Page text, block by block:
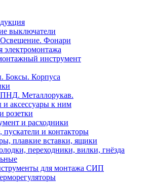
выключатели
Фонари
электромонтажа
инструмент
Корпуса
Металлорукав.
и аксессуары к ним
розетки
и расходники
пускатели и контакторы
плавкие вставки, ящики
переходники, вилки, гнёзда
для монтажа СИП